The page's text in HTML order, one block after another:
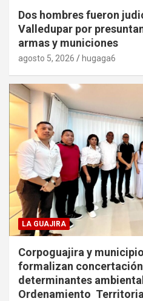
Dos hombres fueron
Valledupar por
armas y municiones
agosto 5, 2026 hugaga6
LA GUAJIRA
Corpoguajira y
formalizan
determinantes
Ordenamiento